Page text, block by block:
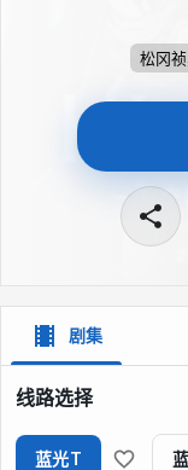
在拥有前所未有的强
投无路的危机袭向
松冈
剧集
线路选择
蓝光T